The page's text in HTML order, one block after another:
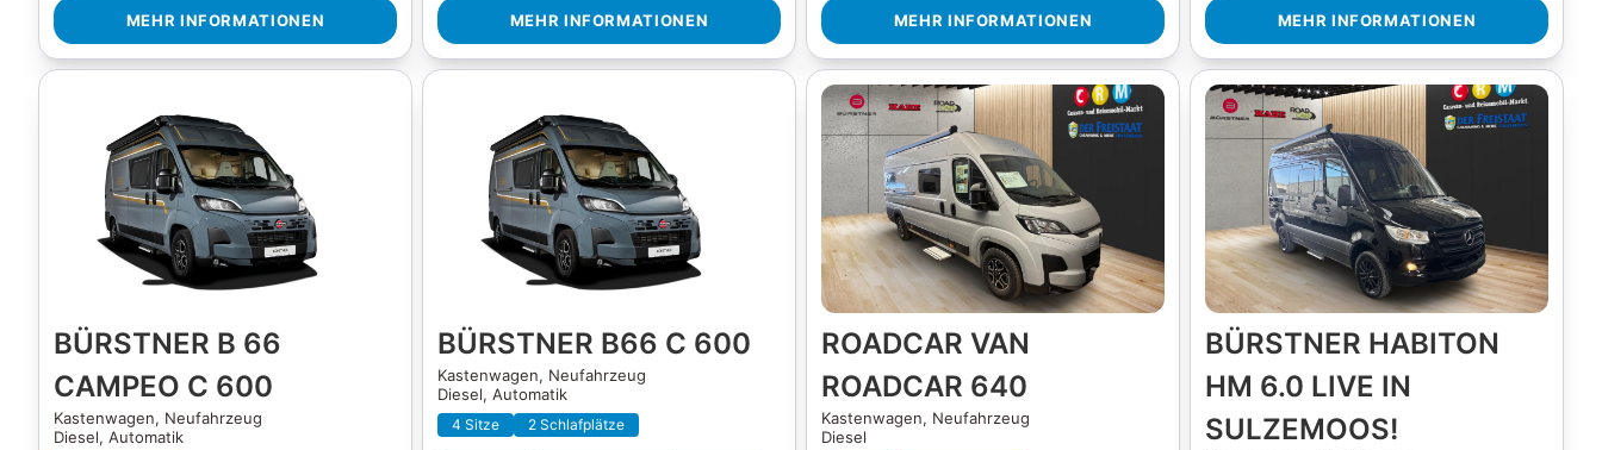
MEHR INFORMATIONEN MEHR INFORMATIONEN MEHR INFORMATIONEN MEHR INFORMATIONEN
BÜRSTNER B 66
CAMPEO C 600
Kastenwagen, Neufahrzeug
Diesel, Automatik
BÜRSTNER B66 C 600
Kastenwagen, Neufahrzeug
Diesel, Automatik
4 Sitze 2 Schlafplätze
ROADCAR VAN
ROADCAR 640
Kastenwagen, Neufahrzeug
Diesel
BÜRSTNER HABITON
HM 6.0 LIVE IN
SULZEMOOS!